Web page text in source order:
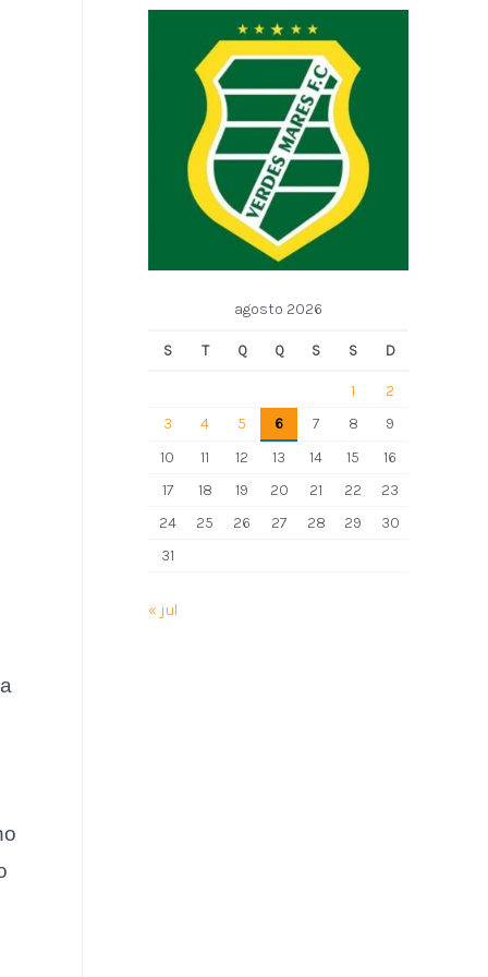
agosto 2026
S T Q Q S S D
1
2
3
4 5 6 7 8
9
10
11 12 13 14 15
16
17
18 19 20 21 22
23
24
25 26 27 28 29
30
31
« jul